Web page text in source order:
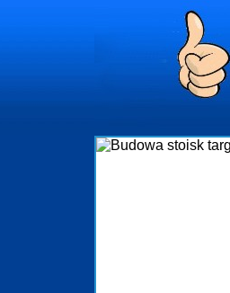
Budowa stoisk targowych